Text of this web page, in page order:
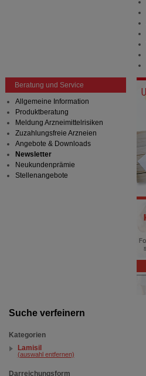
Suche verfeinern
Kategorien
Lamisil
(auswahl entfernen)
Darreichungsform
Beratung und Service
Allgemeine Information
Produktberatung
Meldung Arzneimittelrisiken
Zuzahlungsfreie Arzneien
Angebote & Downloads
Newsletter
Neukundenprämie
Stellenangebote